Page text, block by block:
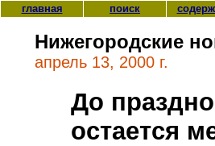
главная поиск
Нижегородские
апрель 13, 2000 г.
До
остается